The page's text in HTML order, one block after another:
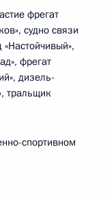
фрегат
судно связи
фрегат
дизель-
тральщик
спортивном